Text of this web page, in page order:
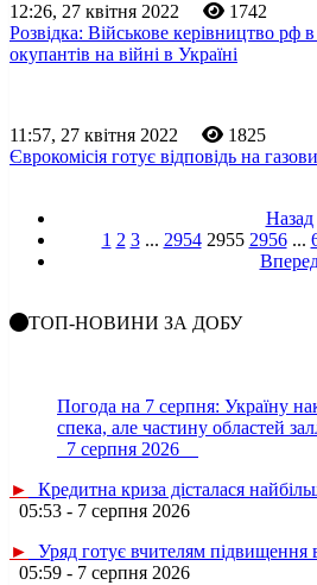
12:26, 27 квітня 2022
1742
Розвідка: Військове керівництво рф
окупантів на війні в Україні
11:57, 27 квітня 2022
1825
Єврокомісія готує відповідь на
Назад
1 2 3 ... 2954 2955 2956 ...
ТОП-НОВИНИ ЗА ДОБУ
Погода на 7 серпня: Україну
спека, але частину областей
7 серпня 2026
►
Кредитна криза дісталася
05:53 - 7 серпня 2026
►
Уряд готує вчителям підвищення
05:59 - 7 серпня 2026